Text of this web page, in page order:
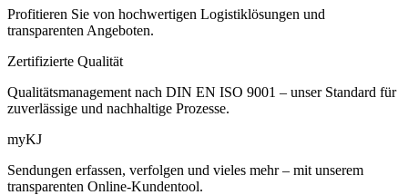
Profitieren Sie von hochwertigen Logistiklösungen und
transparenten Angeboten.
Zertifizierte Qualität
Qualitätsmanagement nach DIN EN ISO 9001 – unser Standard für
zuverlässige und nachhaltige Prozesse.
myKJ
Sendungen erfassen, verfolgen und vieles mehr – mit unserem
transparenten Online-Kundentool.